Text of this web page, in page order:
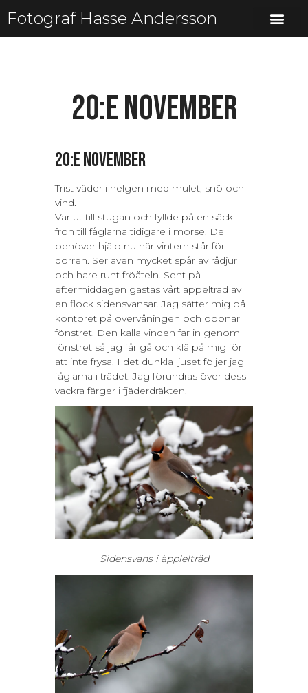
Fotograf Hasse Andersson
20:e november
20:e november
Trist väder i helgen med mulet, snö och
vind.
Var ut till stugan och fyllde på en säck
frön till fåglarna tidigare i morse. De
behöver hjälp nu när vintern står för
dörren. Ser även mycket spår av rådjur
och hare runt fröåteln. Sent på
eftermiddagen gästas vårt äppelträd av
en flock sidensvansar. Jag sätter mig på
kontoret på övervåningen och öppnar
fönstret. Den kalla vinden far in genom
fönstret så jag får gå och klä på mig för
att inte frysa. I det dunkla ljuset följer jag
fåglarna i trädet. Jag förundras över dess
vackra färger i fjäderdräkten.
Sidensvans i äpplelträd